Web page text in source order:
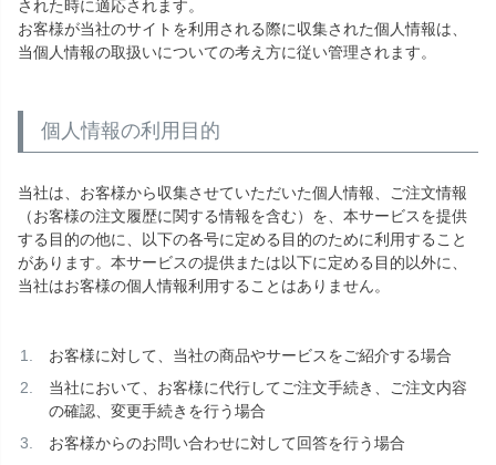
された時に適応されます。
お客様が当社のサイトを利用される際に収集された個人情報は、
当個人情報の取扱いについての考え方に従い管理されます。
個人情報の利用目的
当社は、お客様から収集させていただいた個人情報、ご注文情報
（お客様の注文履歴に関する情報を含む）を、本サービスを提供
する目的の他に、以下の各号に定める目的のために利用すること
があります。本サービスの提供または以下に定める目的以外に、
当社はお客様の個人情報利用することはありません。
お客様に対して、当社の商品やサービスをご紹介する場合
当社において、お客様に代行してご注文手続き、ご注文内容
の確認、変更手続きを行う場合
お客様からのお問い合わせに対して回答を行う場合